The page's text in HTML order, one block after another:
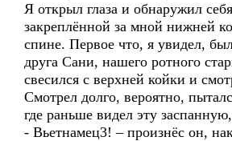
Я открыл глаза и обнаружил
закреплённой за мной нижней
спине. Первое что, я увидел,
друга Сани, нашего ротного
свесился с верхней койки и
Смотрел долго, вероятно,
где раньше видел эту
- Вьетнамец3! – произнёс он,